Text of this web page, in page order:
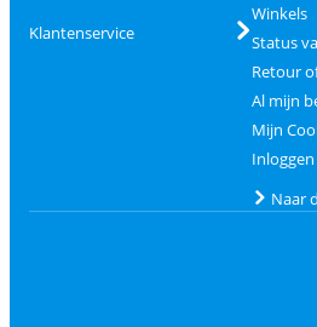
Klantenservice
Winkels
Status
Retour
Al mijn
Mijn
Inloggen
Naar